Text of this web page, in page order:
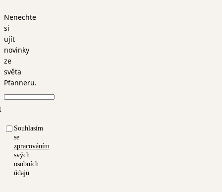
Nenechte
si
ujít
novinky
ze
světa
Pfanneru.
Souhlasím
se
zpracováním
svých
osobních
údajů